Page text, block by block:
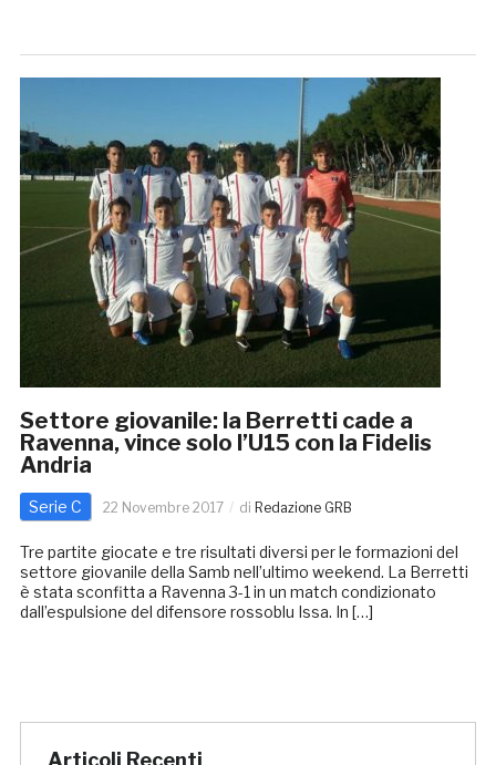
Settore giovanile: la Berretti cade a
Ravenna, vince solo l’U15 con la Fidelis
Andria
Serie C 22 Novembre 2017 di Redazione GRB
Tre partite giocate e tre risultati diversi per le formazioni del
settore giovanile della Samb nell’ultimo weekend. La Berretti
è stata sconfitta a Ravenna 3-1 in un match condizionato
dall’espulsione del difensore rossoblu Issa. In […]